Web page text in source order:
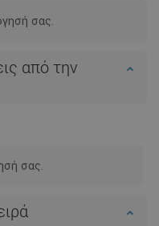
σας.
από την
σας.